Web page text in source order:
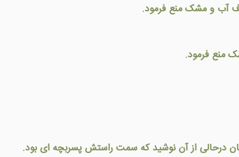
آب و مشک منع فرمود.
منع فرمود.
درحالی از آن نوشيد که سمت راستش پسربچه ای بود.